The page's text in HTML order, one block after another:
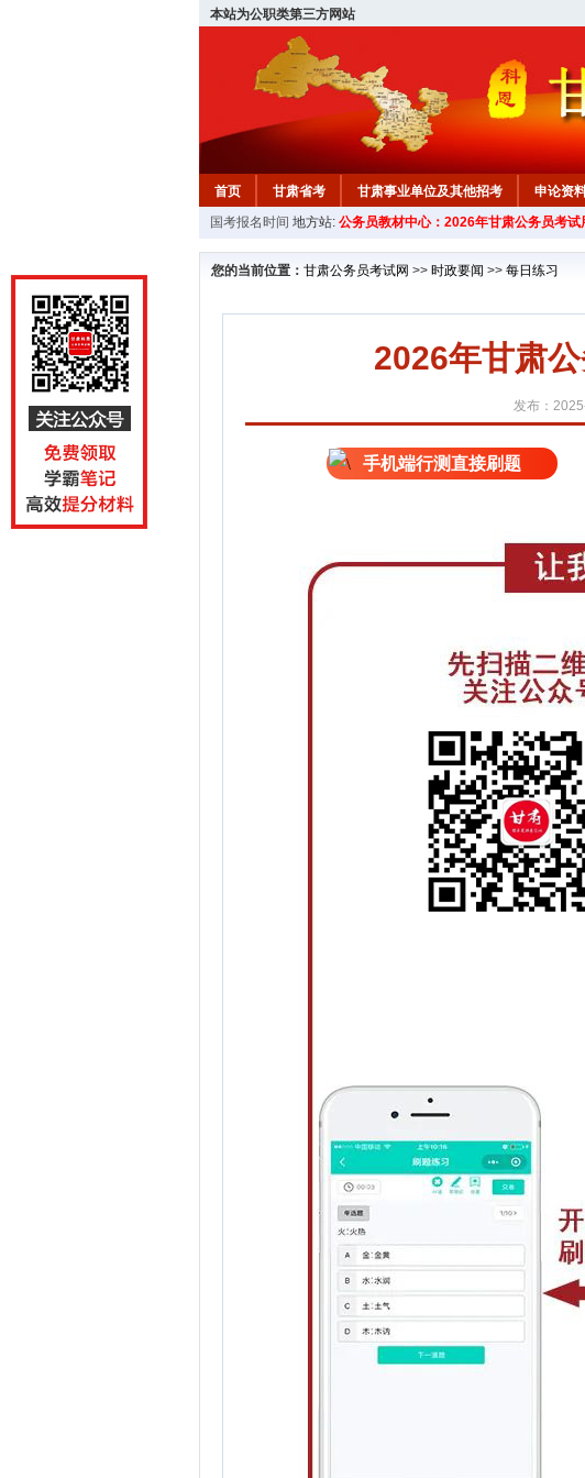
本站为公职类第三方网站
首页 甘肃省考 甘肃事业单位及其他招考 申论资
国考报名时间 地方站: 公务员教材中心：2026年甘肃公务员考试
您的当前位置： 甘肃公务员考试网 >> 时政要闻 >> 每日练习
2026年甘肃
发布：
手机端行测直接刷题